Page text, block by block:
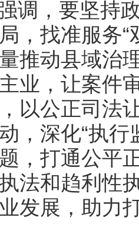
调，要坚持
，找准服务
推动县域治
业，让案件
以公正司法
，深化“执
，打通公平
法和趋利性
发展，助力